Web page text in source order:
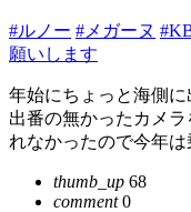
#ルノー #メガーヌ
願いします
年始にちょっと海側
出番の無かったカメ
れなかったので今年
thumb_up 68
comment0